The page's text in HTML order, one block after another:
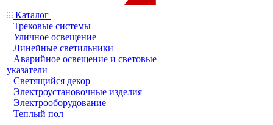
Каталог
Трековые системы
Уличное освещение
Линейные светильники
Аварийное освещение и световые
указатели
Светящийся декор
Электроустановочные изделия
Электрооборудование
Теплый пол